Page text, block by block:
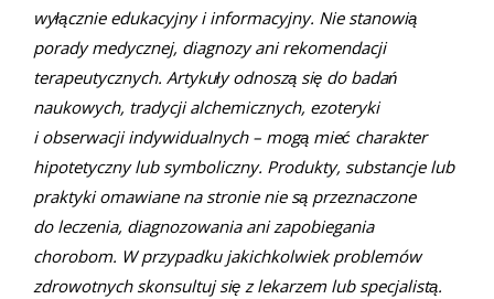
wyłącznie edukacyjny i informacyjny. Nie stanowią
porady medycznej, diagnozy ani rekomendacji
terapeutycznych. Artykuły odnoszą się do badań
naukowych, tradycji alchemicznych, ezoteryki
i obserwacji indywidualnych – mogą mieć charakter
hipotetyczny lub symboliczny. Produkty, substancje lub
praktyki omawiane na stronie nie są przeznaczone
do leczenia, diagnozowania ani zapobiegania
chorobom. W przypadku jakichkolwiek problemów
zdrowotnych skonsultuj się z lekarzem lub specjalistą.